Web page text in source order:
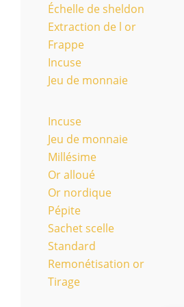
Échelle de sheldon
Extraction de l or
Frappe
Incuse
Jeu de monnaie
Incuse
Jeu de monnaie
Millésime
Or alloué
Or nordique
Pépite
Sachet scelle
Standard
Remonétisation or
Tirage